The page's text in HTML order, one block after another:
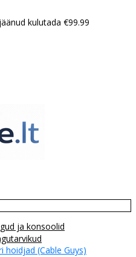
kulutada €99.99
ja konsoolid
hoidjad (Cable Guys)